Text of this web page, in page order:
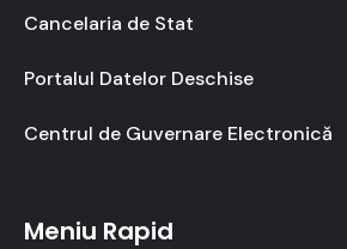
Cancelaria de Stat
Portalul Datelor Deschise
Centrul de Guvernare Electronică
Meniu Rapid